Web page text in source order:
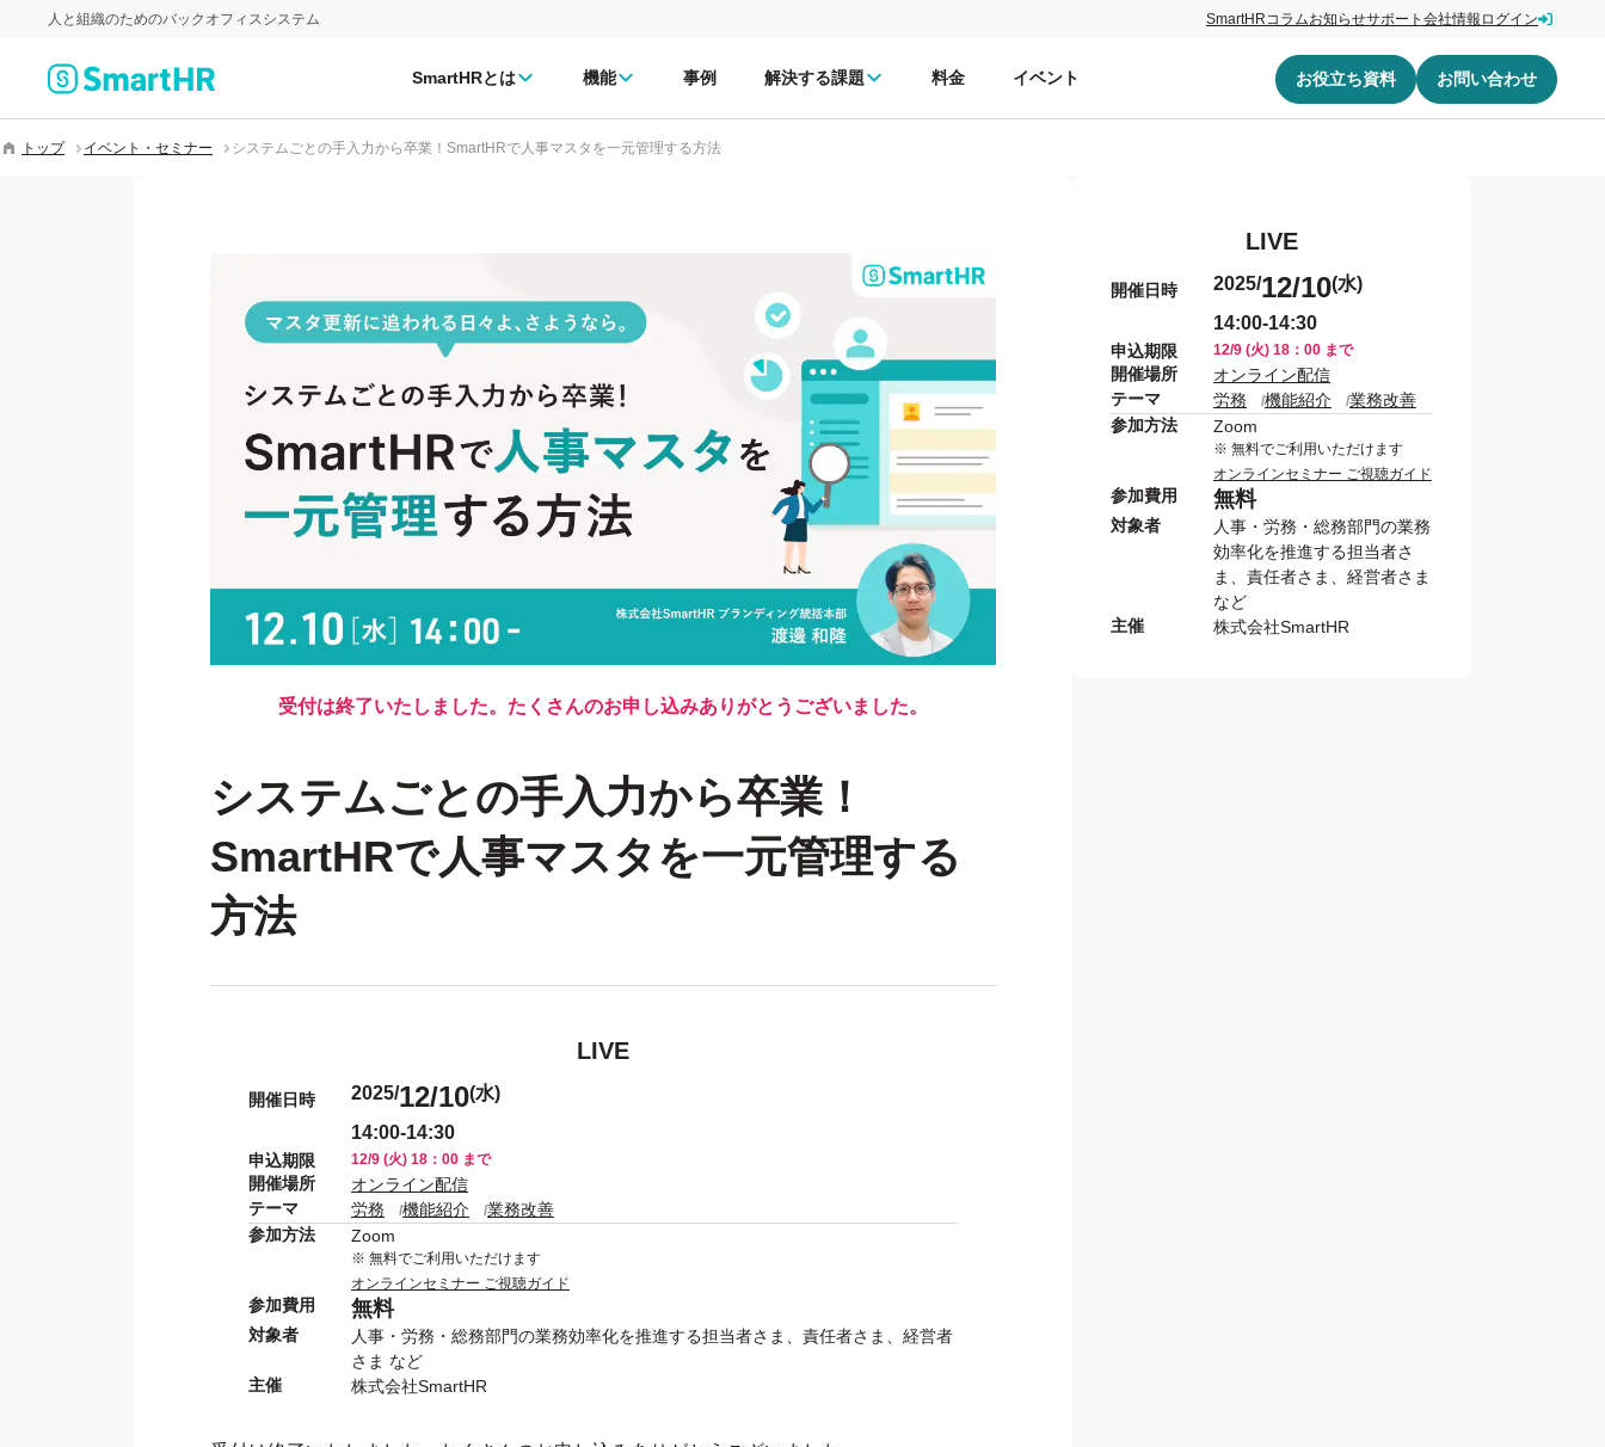
人と組織のためのバックオフィスシステム SmartHRコラムお知らせサポート 会社情報 ログイン
SmartHRとは 機能 事例 解決する課題 料金 イベント お役立ち資料 お問い合わせ
トップ イベント・セミナー システムごとの手入力から卒業！SmartHRで人事マスタを一元管理する方法
受付は終了いたしました。たくさんのお申し込みありがとうございました。
システムごとの手入力から卒業！
SmartHRで人事マスタを一元管理する
方法
LIVE
開催日時 2025/12/10(水)
14:00-14:30
申込期限 12/9 (火) 18：00 まで
開催場所
オンライン配信
テーマ
労務 機能紹介
業務改善
参加方法
Zoom
※ 無料でご利用いただけます
オンラインセミナー ご視聴ガイド
参加費用 無料
対象者
人事・労務・総務部門の業務効率化を推進する担当者さま、責任者さま、経営者
さま など
主催
株式会社SmartHR
LIVE
開催日時 2025/12/10(水)
14:00-14:30
申込期限 12/9 (火) 18：00 まで
開催場所
オンライン配信
テーマ
労務 機能紹介
業務改善
参加方法
Zoom
※ 無料でご利用いただけます
オンラインセミナー ご視聴ガイド
参加費用 無料
対象者
人事・労務・総務部門の業務
効率化を推進する担当者さ
ま、責任者さま、経営者さま
など
主催
株式会社SmartHR